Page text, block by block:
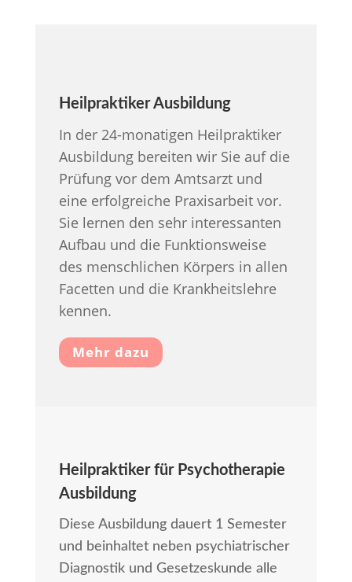
Heilpraktiker Ausbildung
In der 24-monatigen Heilpraktiker
Ausbildung bereiten wir Sie auf die
Prüfung vor dem Amtsarzt und
eine erfolgreiche Praxisarbeit vor.
Sie lernen den sehr interessanten
Aufbau und die Funktionsweise
des menschlichen Körpers in allen
Facetten und die Krankheitslehre
kennen.
Mehr dazu
Heilpraktiker für Psychotherapie
Ausbildung
Diese Ausbildung dauert 1 Semester
und beinhaltet neben psychiatrischer
Diagnostik und Gesetzeskunde alle